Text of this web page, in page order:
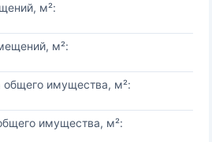
м²:
м²:
имущества, м²:
имущества, м²: